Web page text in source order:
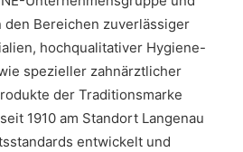
den Bereichen zuverlässiger
hochqualitativer Hygiene-
spezieller zahnärztlicher
der Traditionsmarke
1910 am Standort Langenau
entwickelt und